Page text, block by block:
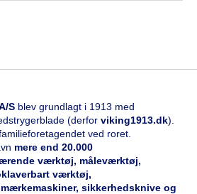
S blev grundlagt i 1913 med
(derfor viking1913.dk).
ved roret.
mere end 20.000
værktøj, måleværktøj,
værktøj,
sikkerhedsknive og